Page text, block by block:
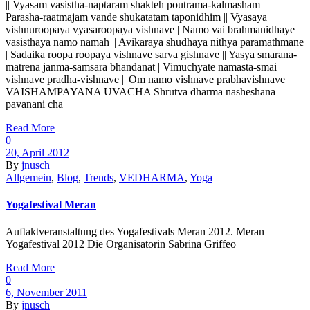
|| Vyasam vasistha-naptaram shakteh poutrama-kalmasham |
Parasha-raatmajam vande shukatatam taponidhim || Vyasaya
vishnuroopaya vyasaroopaya vishnave | Namo vai brahmanidhaye
vasisthaya namo namah || Avikaraya shudhaya nithya paramathmane
| Sadaika roopa roopaya vishnave sarva gishnave || Yasya smarana-
matrena janma-samsara bhandanat | Vimuchyate namasta-smai
vishnave pradha-vishnave || Om namo vishnave prabhavishnave
VAISHAMPAYANA UVACHA Shrutva dharma nasheshana
pavanani cha
Read More
0
20, April 2012
By jnusch
Allgemein, Blog, Trends, VEDHARMA, Yoga
Yogafestival Meran
Auftaktveranstaltung des Yogafestivals Meran 2012. Meran
Yogafestival 2012 Die Organisatorin Sabrina Griffeo
Read More
0
6, November 2011
By jnusch